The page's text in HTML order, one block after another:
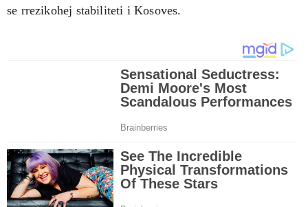
se rrezikohej stabiliteti i Kosoves.